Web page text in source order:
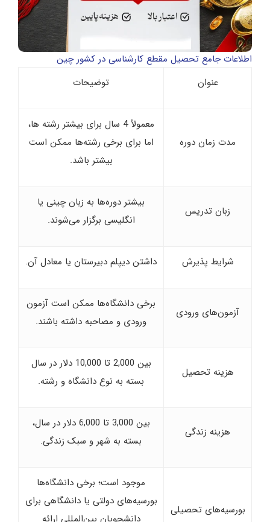
اطلاعات جامع تحصیل مقطع کارشناسی در کشور چین
عنوان
توضیحات
مدت زمان دوره
معمولاً 4 سال برای بیشتر رشته‌ ها،
اما برای برخی رشته‌ها ممکن است
بیشتر باشد.
زبان تدریس
بیشتر دوره‌ها به زبان چینی یا
انگلیسی برگزار می‌شوند.
شرایط پذیرش داشتن دیپلم دبیرستان یا معادل آن.
آزمون‌های ورودی
برخی دانشگاه‌ها ممکن است آزمون
ورودی و مصاحبه داشته باشند.
هزینه تحصیل
بین 2,000 تا 10,000 دلار در سال
بسته به نوع دانشگاه و رشته.
هزینه زندگی
بین 3,000 تا 6,000 دلار در سال،
بسته به شهر و سبک زندگی.
بورسیه‌های تحصیلی
موجود است؛ برخی دانشگاه‌ها
بورسیه‌های دولتی یا دانشگاهی برای
دانشجویان بین‌المللی ارائه